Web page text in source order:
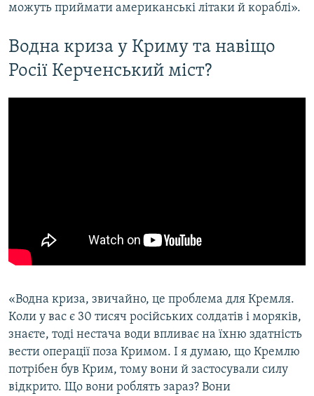
можуть приймати американські літаки й кораблі».
Водна криза у Криму та навіщо
Росії Керченський міст?
«Водна криза, звичайно, це проблема для Кремля.
Коли у вас є 30 тисяч російських солдатів і моряків,
знаєте, тоді нестача води впливає на їхню здатність
вести операції поза Кримом. І я думаю, що Кремлю
потрібен був Крим, тому вони й застосували силу
відкрито. Що вони роблять зараз? Вони